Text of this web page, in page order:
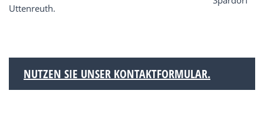
Uttenreuth.
NUTZEN SIE UNSER KONTAKTFORMULAR.